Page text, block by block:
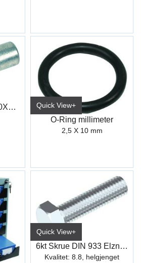
Kabelsko Uisolert 50X8mm (10) Quick View+
O-Ring millimeter
2,5 X 10 mm
Quick View+
6kt Skrue DIN 933 Elzn hel.gj
Kvalitet: 8.8, helgjenget